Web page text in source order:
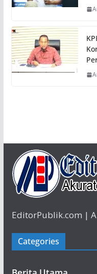
EditorPublik.com |
Categories